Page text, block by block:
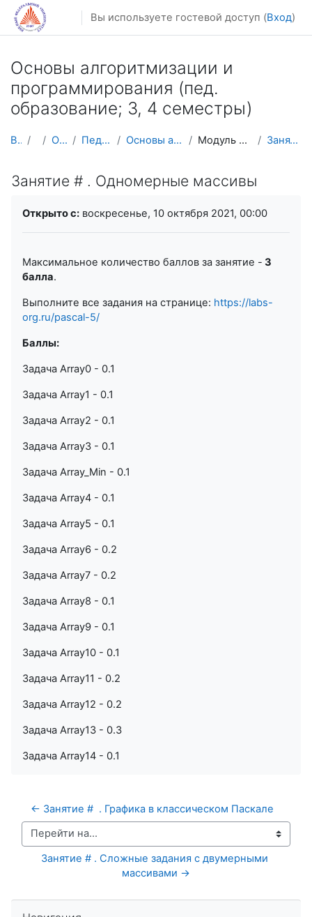
Перейти к основному содержанию
Вы используете гостевой доступ (Вход)
Основы алгоритмизации и
программирования (пед.
образование; 3, 4 семестры)
В начало Курсы Осенний семестр Педагогическое образование Основы алгоритмизации и программирования (пед) Модуль 2. Одномерные массивы, подпрограммы Занятие # . Одномерные массивы
Занятие # . Одномерные массивы
Открыто с: воскресенье, 10 октября 2021, 00:00
Максимальное количество баллов за занятие - 3
балла.
Выполните все задания на странице: https://labs-
org.ru/pascal-5/
Баллы:
Задача Array0 - 0.1
Задача Array1 - 0.1
Задача Array2 - 0.1
Задача Array3 - 0.1
Задача Array_Min - 0.1
Задача Array4 - 0.1
Задача Array5 - 0.1
Задача Array6 - 0.2
Задача Array7 - 0.2
Задача Array8 - 0.1
Задача Array9 - 0.1
Задача Array10 - 0.1
Задача Array11 - 0.2
Задача Array12 - 0.2
Задача Array13 - 0.3
Задача Array14 - 0.1
← Занятие #  . Графика в классическом Паскале
Перейти на...
Занятие # . Сложные задания с двумерными
массивами →